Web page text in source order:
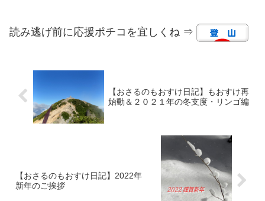
読み逃げ前に応援ポチコを宜しくね ⇒
【おさるのもおすけ日記】もおすけ再
始動＆２０２１年の冬支度・リンゴ編
【おさるのもおすけ日記】2022年
新年のご挨拶